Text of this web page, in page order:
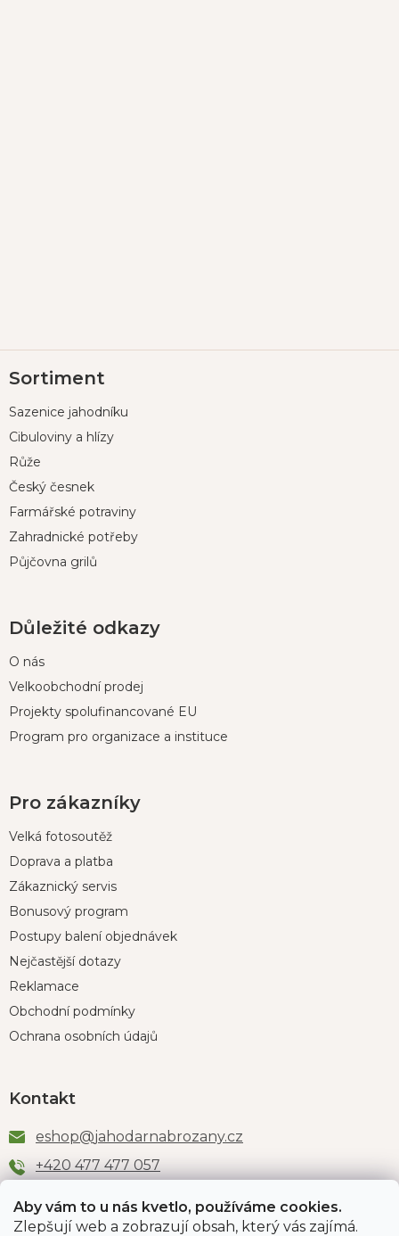
Aby vám to u nás kvetlo, používáme cookies.
Zlepšují web a zobrazují obsah, který vás zajímá.
á
a
Sortiment
Sazenice jahodníku
Cibuloviny a hlízy
Růže
Český česnek
Farmářské potraviny
Zahradnické potřeby
Půjčovna grilů
Důležité odkazy
O nás
Velkoobchodní prodej
Projekty spolufinancované EU
Program pro organizace a instituce
Pro zákazníky
Velká fotosoutěž
Doprava a platba
Zákaznický servis
Bonusový program
Postupy balení objednávek
Nejčastější dotazy
Reklamace
Obchodní podmínky
Ochrana osobních údajů
Kontakt
eshop@jahodarnabrozany.cz
+420 477 477 057